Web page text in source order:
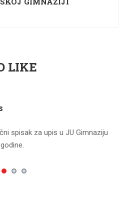
LIKE
spisak za upis u JU Gimnaziju